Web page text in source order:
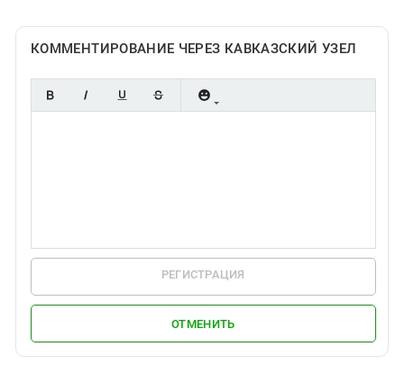
КОММЕНТИРОВАНИЕ ЧЕРЕЗ КАВКАЗСКИЙ УЗЕЛ
РЕГИСТРАЦИЯ
ОТМЕНИТЬ